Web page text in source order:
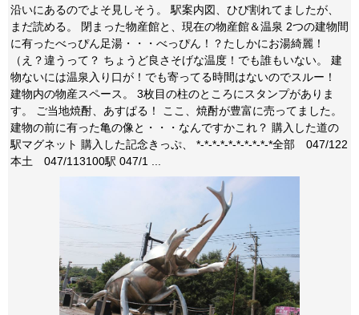
沿いにあるのでよそ見しそう。 駅案内図、ひび割れてましたが、
まだ読める。 閉まった物産館と、現在の物産館＆温泉 2つの建物間
に有ったべっぴん足湯・・・べっぴん！？たしかにお湯綺麗！
（え？違うって？ ちょうど良さそげな温度！でも誰もいない。 建
物ないには温泉入り口が！でも寄ってる時間はないのでスルー！
建物内の物産スペース。 3枚目の柱のところにスタンプがありま
す。 ご当地焼酎、あすぱる！ ここ、焼酎が豊富に売ってました。
建物の前に有った亀の像と・・・なんですかこれ？ 購入した道の
駅マグネット 購入した記念きっぷ、 *-*-*-*-*-*-*-*-*-*全部 047/122
本土 047/113100駅 047/1 ...